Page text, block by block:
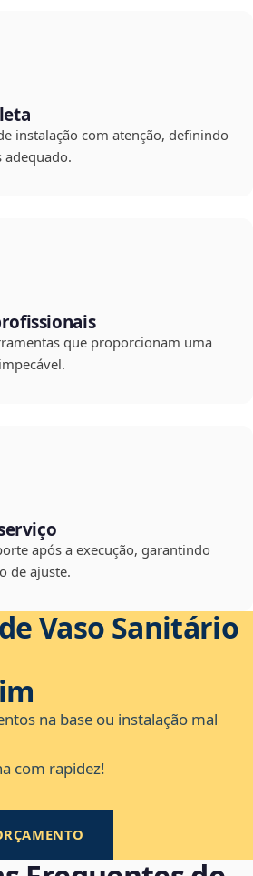
instalação com atenção, definindo
que proporcionam uma
após a execução, garantindo
de ajuste.
Vaso Sanitário
na base ou instalação mal
com rapidez!